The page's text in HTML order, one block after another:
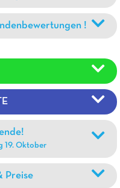
!
19. Oktober
Preise